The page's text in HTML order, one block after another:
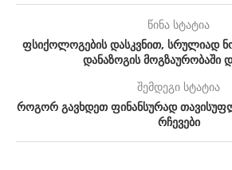
წინა სტატია
ფსიქოლოგების დასკვნით, სრულიად
დანაზოგის მოგზაურობაში
შემდეგი სტატია
როგორ გავხდეთ ფინანსურად
რჩევები